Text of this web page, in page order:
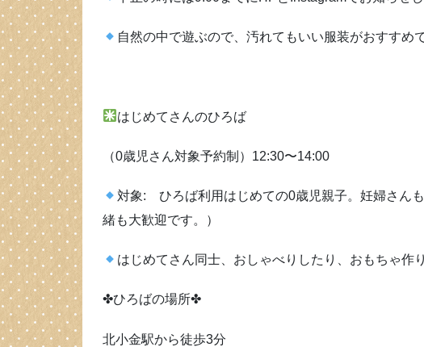
自然の中で遊ぶので、汚れてもいい服装がおすすめ
はじめてさんのひろば
（0歳児さん対象予約制）12:30〜14:00
対象: ひろば利用はじめての0歳児親子。妊婦さん
緒も大歓迎です。）
はじめてさん同士、おしゃべりしたり、おもちゃ作
✤ひろばの場所✤
北小金駅から徒歩3分